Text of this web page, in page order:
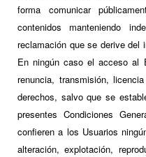
forma comunicar
contenidos manteniendo
reclamación que se derive del
En ningún caso el acceso al
renuncia, transmisión,
derechos, salvo que se
presentes Condiciones
confieren a los Usuarios
alteración, explotación,